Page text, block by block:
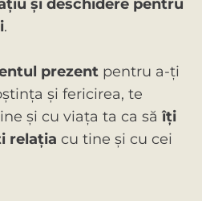
și deschidere pentru
.
prezent pentru a-ți
și fericirea, te
și cu viața ta ca să îți
relația cu tine și cu cei